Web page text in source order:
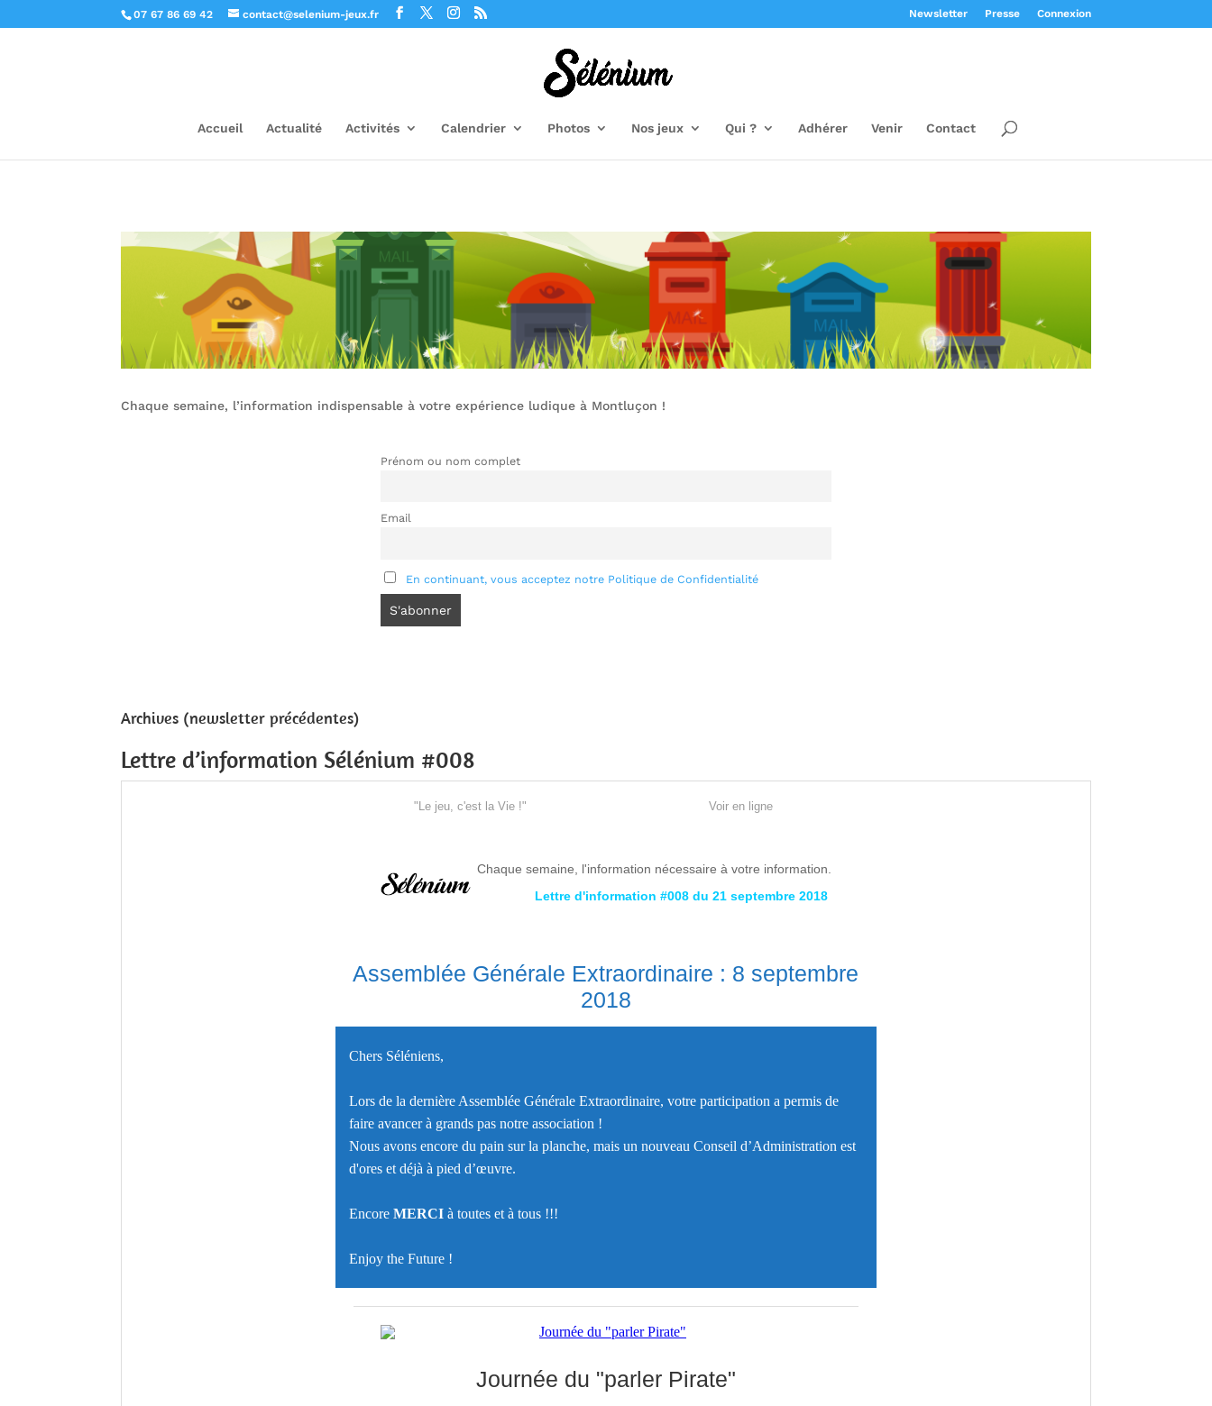
07 67 86 69 42 contact@selenium-jeux.fr Newsletter Presse Connexion
Accueil Actualité Activités Calendrier Photos Nos jeux Qui ? Adhérer Venir Contact
Chaque semaine, l’information indispensable à votre expérience ludique à Montluçon !
Prénom ou nom complet
Email
En continuant, vous acceptez notre Politique de Confidentialité
Archives (newsletter précédentes)
Lettre d’information Sélénium #008